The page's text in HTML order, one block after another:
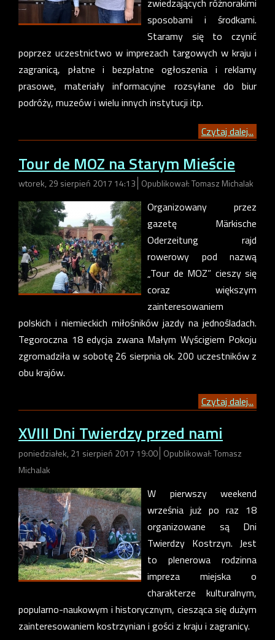
zwiedzających różnorakimi
sposobami i środkami.
Staramy się to czynić
poprzez uczestnictwo w imprezach targowych w kraju i
zagranicą, płatne i bezpłatne ogłoszenia i reklamy
prasowe, materiały informacyjne rozsyłane do biur
podróży, muzeów i wielu innych instytucji itp.
Czytaj dalej...
Tour de MOZ na Starym Mieście
wtorek, 29 sierpień 2017 14:13 Opublikował: Tomasz Michalak
Organizowany przez
gazetę Märkische
Oderzeitung rajd
rowerowy pod nazwą
„Tour de MOZ” cieszy się
coraz większym
zainteresowaniem
polskich i niemieckich miłośników jazdy na jednośladach.
Tegoroczna 18 edycja zwana Małym Wyścigiem Pokoju
zgromadziła w sobotę 26 sierpnia ok. 200 uczestników z
obu krajów.
Czytaj dalej...
XVIII Dni Twierdzy przed nami
poniedziałek, 21 sierpień 2017 19:00 Opublikował: Tomasz
Michalak
W pierwszy weekend
września już po raz 18
organizowane są Dni
Twierdzy Kostrzyn. Jest
to plenerowa rodzinna
impreza miejska o
charakterze kulturalnym,
popularno-naukowym i historycznym, ciesząca się dużym
zainteresowaniem kostrzynian i gości z kraju i zagranicy.